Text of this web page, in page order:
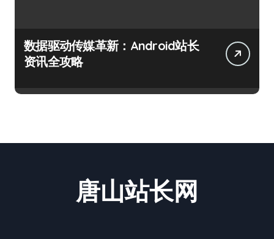
数据驱动传媒革新：Android站长
资讯全攻略
唐山站长网